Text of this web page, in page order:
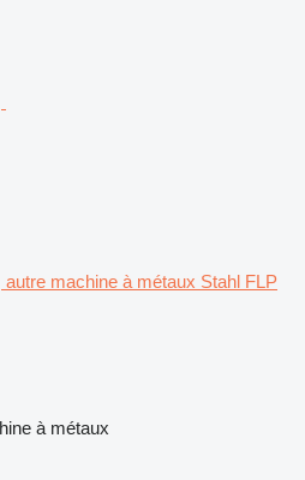
autre machine à métaux Stahl FLP
à métaux